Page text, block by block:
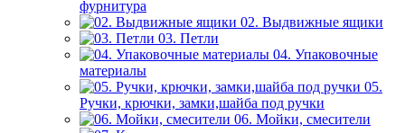
фурнитура
02. Выдвижные ящики
03. Петли
04. Упаковочные
материалы
05.
Ручки, крючки, замки,шайба под ручки
06. Мойки, смесители